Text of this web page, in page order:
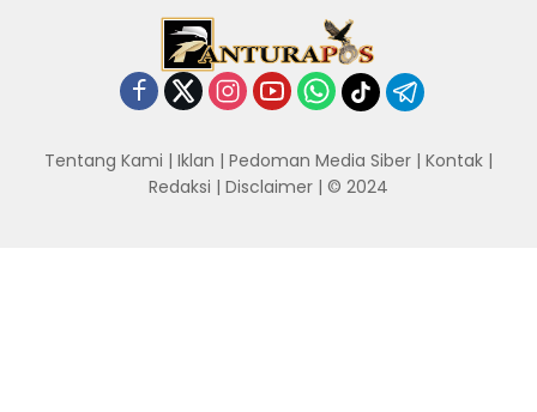
Tentang Kami | Iklan | Pedoman Media Siber | Kontak |
Redaksi | Disclaimer | © 2024